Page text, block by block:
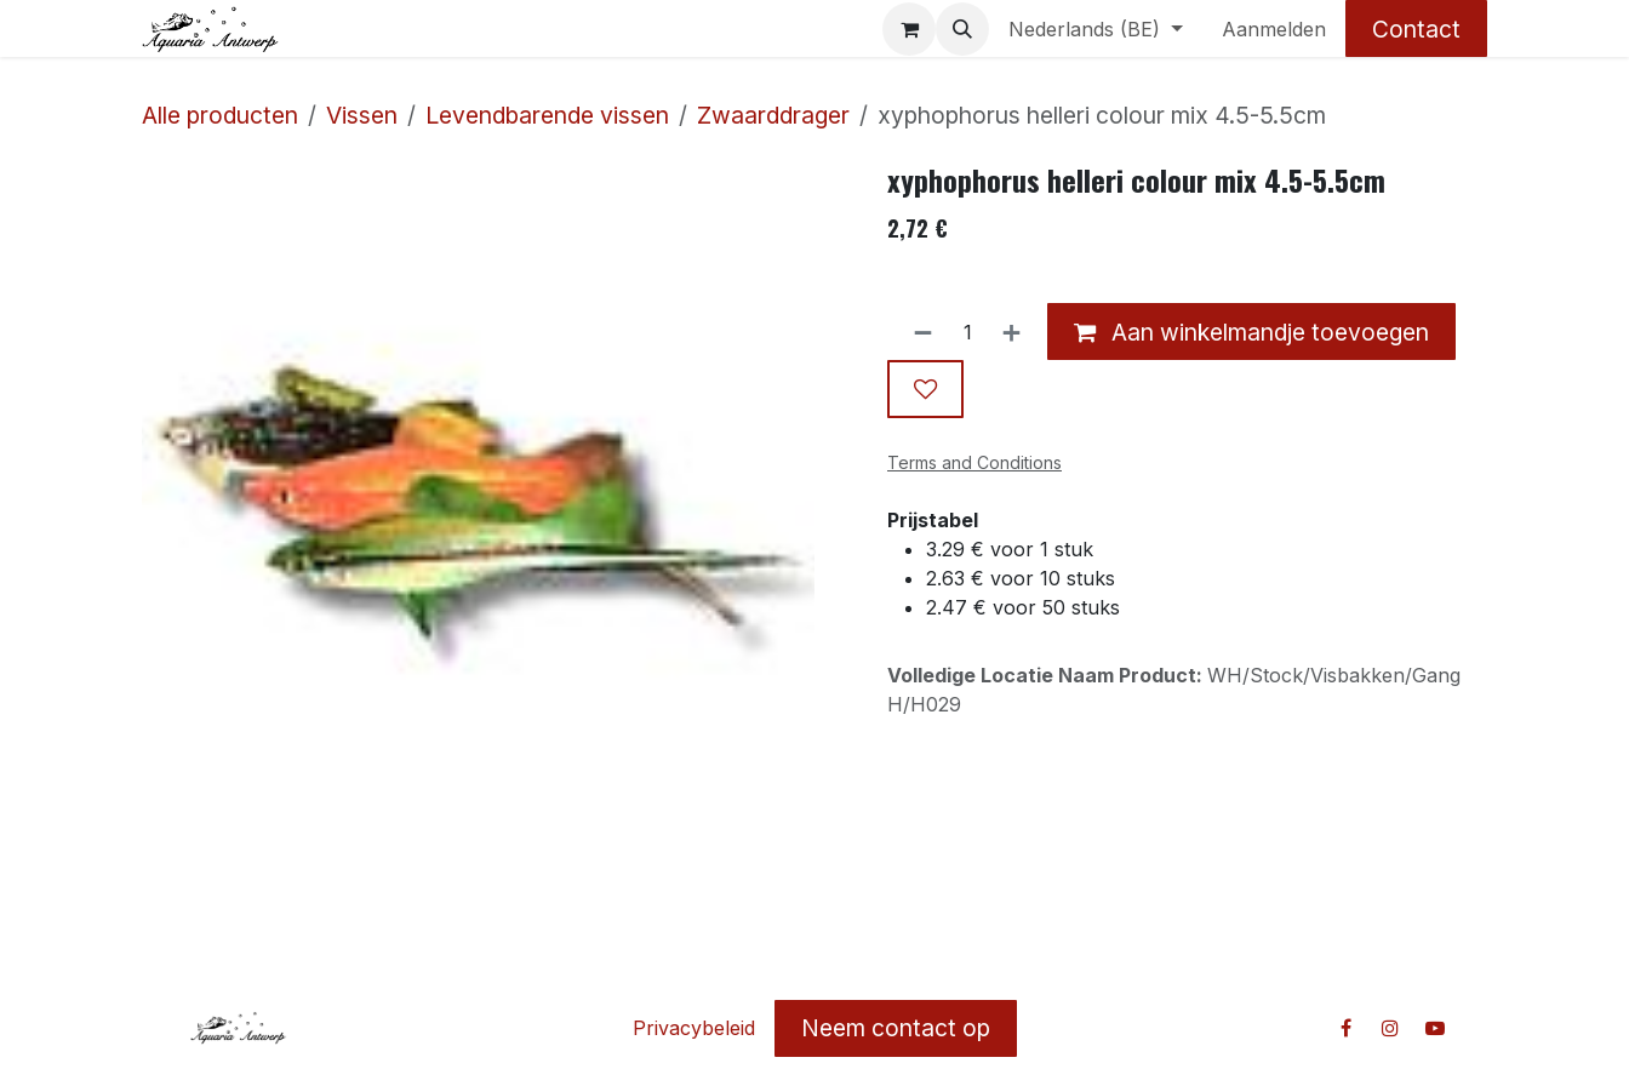
Overslaan naar inhoud Nederlands (BE) Aanmelden Contact
Alle producten Vissen Levendbarende vissen Zwaarddrager xyphophorus helleri colour mix 4.5-5.5cm
xyphophorus helleri colour mix 4.5-5.5cm
2,72 €
Aan winkelmandje toevoegen
Terms and Conditions
Prijstabel
3.29 € voor 1 stuk
2.63 € voor 10 stuks
2.47 € voor 50 stuks
Volledige Locatie Naam Product: WH/Stock/Visbakken/Gang
H/H029
Privacybeleid Neem contact op